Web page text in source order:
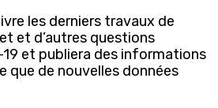
les derniers travaux de
et d’autres questions
19 et publiera des informations
que de nouvelles données